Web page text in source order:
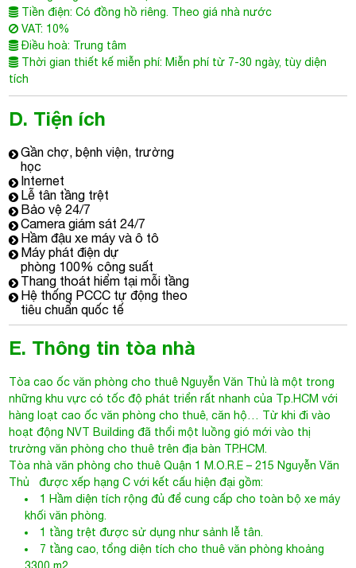
Gần chợ, bệnh viện, trường
học
Internet
Lễ tân tầng trệt
Bảo vệ 24/7
Camera giám sát 24/7
Hầm đậu xe máy và ô tô
Máy phát điện dự
phòng 100% công suất
Hệ thống PCCC tự động theo
tiêu chuẩn quốc tế
E. Thông tin tòa nhà
Tòa cao ốc văn phòng cho thuê Nguyễn Văn Thủ là một trong
những khu vực có tốc độ phát triển rất nhanh của Tp.HCM với
hàng loạt cao ốc văn phòng cho thuê, căn hộ… Từ khi đi vào
hoạt động NVT Building đã thổi một luồng gió mới vào thị
trường văn phòng cho thuê trên địa bàn TP.HCM.
1 Hầm diện tích rộng đủ để cung cấp cho toàn bộ xe máy
1 tầng trệt được sử dụng như sảnh lễ tân.
7 tầng cao, tổng diện tích cho thuê văn phòng khoảng
3300 m2
Diện tích sàn 450 m2
1 thang máy tốc độ cao
2 WC nam nữ riêng biệt tại mỗi tầng
NVT Building đã và vẫn đang là sự lựa chọn lý tưởng cho các
doanh nghiệp trong và ngoài nước.
Hợp đồng thuê tối thiểu 2 năm. Đặt cọc 3 tháng. Thanh toán
theo quý. Diện tích cho thuê đa dạng từ 50 m2 – 400 m2